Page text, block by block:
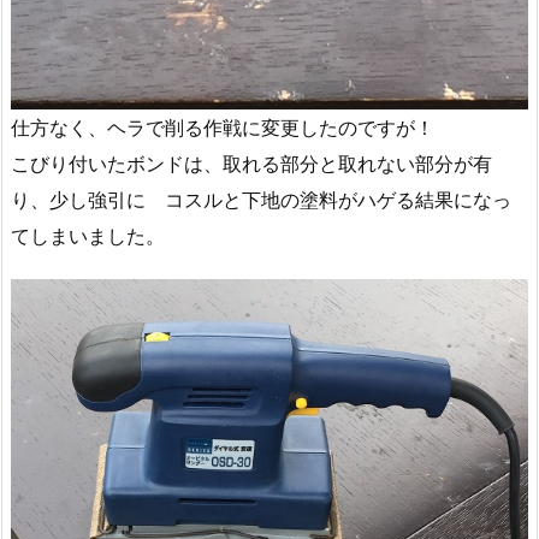
仕方なく、ヘラで削る作戦に変更したのですが！
こびり付いたボンドは、取れる部分と取れない部分が有
り、少し強引に コスルと下地の塗料がハゲる結果になっ
てしまいました。